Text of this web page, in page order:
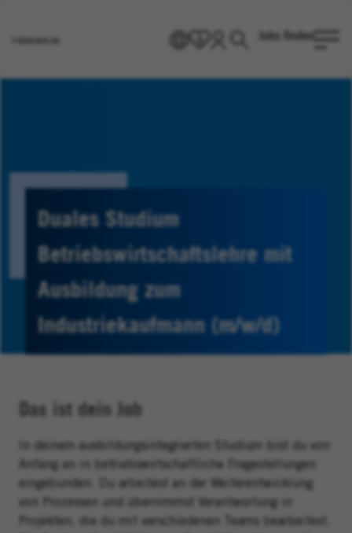
Heraeus
Jobs finden
Duales Studium
Betriebswirtschaftslehre mit
Ausbildung zum
Industriekaufmann (m/w/d)
Das ist dein Job
In deinem ausbildungsintegrierten Studium bist du von
Anfang an in betriebswirtschaftliche Fragestellungen
eingebunden. Du arbeitest an der Weiterentwicklung
von Prozessen und übernimmst Verantwortung in
Projekten, die du mit verschiedenen Teams bearbeitest.